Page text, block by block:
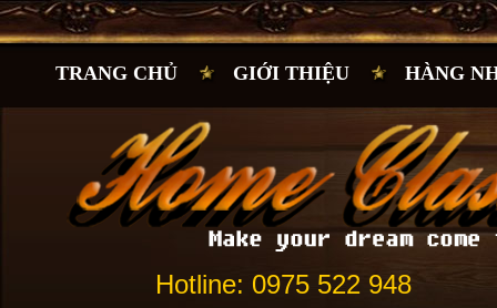
TRANG CHỦ GIỚI THIỆU HÀNG
Hotline: 0975 522 948